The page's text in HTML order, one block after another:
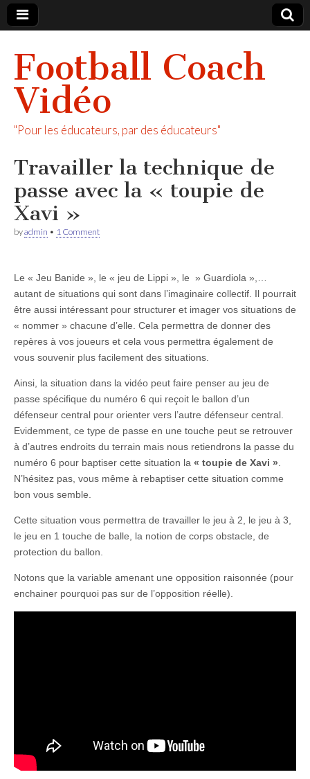
Football Coach
Vidéo
"Pour les éducateurs, par des éducateurs"
Travailler la technique de
passe avec la « toupie de
Xavi »
byadmin • 1 Comment
Le « Jeu Banide », le « jeu de Lippi », le » Guardiola »,…
autant de situations qui sont dans l’imaginaire collectif. Il pourrait
être aussi intéressant pour structurer et imager vos situations de
« nommer » chacune d’elle. Cela permettra de donner des
repères à vos joueurs et cela vous permettra également de
vous souvenir plus facilement des situations.
Ainsi, la situation dans la vidéo peut faire penser au jeu de
passe spécifique du numéro 6 qui reçoit le ballon d’un
défenseur central pour orienter vers l’autre défenseur central.
Evidemment, ce type de passe en une touche peut se retrouver
à d’autres endroits du terrain mais nous retiendrons la passe du
numéro 6 pour baptiser cette situation la « toupie de Xavi »
N’hésitez pas, vous même à rebaptiser cette situation comme
bon vous semble.
Cette situation vous permettra de travailler le jeu à 2, le jeu à 3,
le jeu en 1 touche de balle, la notion de corps obstacle, de
protection du ballon.
Notons que la variable amenant une opposition raisonnée (pour
enchainer pourquoi pas sur de l’opposition réelle).